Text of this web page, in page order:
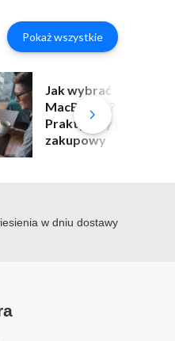
Pokaż wszystkie
Jak wybrać
MacBooka?
Praktyczny poradnik
zakupowy
w dniu dostawy